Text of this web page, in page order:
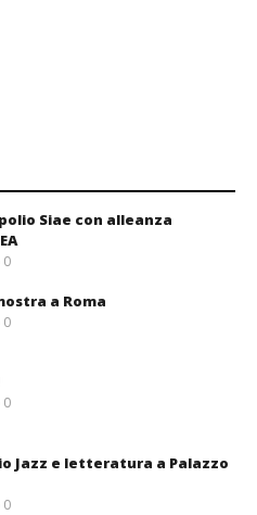
Siae con alleanza
0
a Roma
0
0
Jazz e letteratura a Palazzo
0